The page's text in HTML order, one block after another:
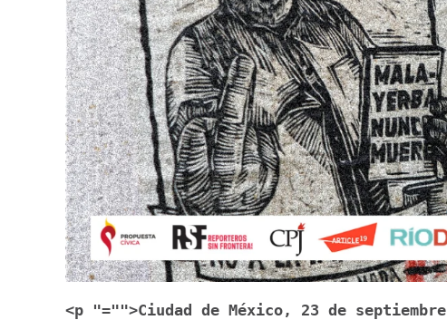
<p "="">Ciudad de México, 23 de